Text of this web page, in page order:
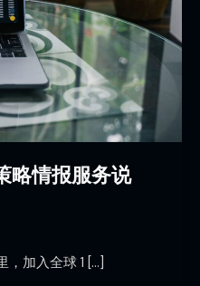
略情报服务说
加入全球 1 […]